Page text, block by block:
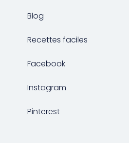
Blog
Recettes faciles
Facebook
Instagram
Pinterest